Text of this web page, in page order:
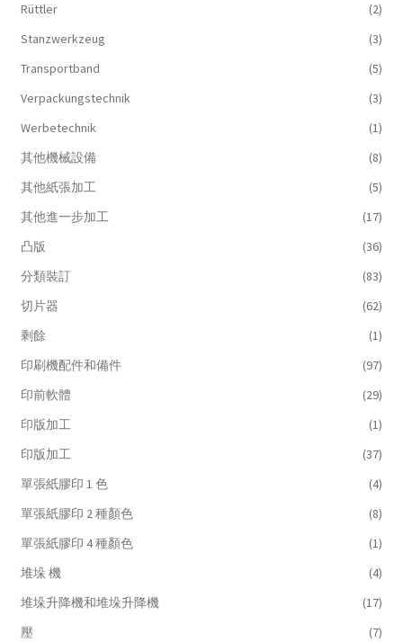
Rüttler
(2)
Stanzwerkzeug
(3)
Transportband
(5)
Verpackungstechnik
(3)
Werbetechnik
(1)
其他機械設備
(8)
其他紙張加工
(5)
其他進一步加工
(17)
凸版
(36)
分類裝訂
(83)
切片器
(62)
剩餘
(1)
印刷機配件和備件
(97)
印前軟體
(29)
印版加工
(1)
印版加工
(37)
單張紙膠印 1 色
(4)
單張紙膠印 2 種顏色
(8)
單張紙膠印 4 種顏色
(1)
堆垛 機
(4)
堆垛升降機和堆垛升降機
(17)
壓
(7)